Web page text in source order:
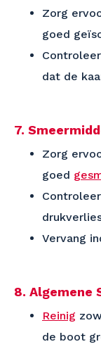
Zorg
goed
dat de
7.
Zorg
goed
Vervang
8. Algemene
Reinig
de boot